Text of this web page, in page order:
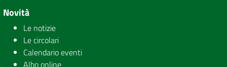
Novità
Le notizie
Le circolari
Calendario eventi
Albo online